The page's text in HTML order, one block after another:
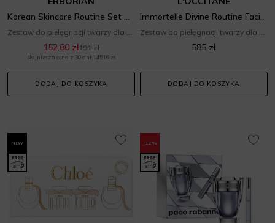
Korean Skincare Routine Set Clair
152,80 zł191 zł
Najniższa cena z 30 dni: 145,16 zł
DODAJ DO KOSZYKA
Immortelle Divine Routine Facial Care Set
585 zł
DODAJ DO KOSZYKA
NEW -12%